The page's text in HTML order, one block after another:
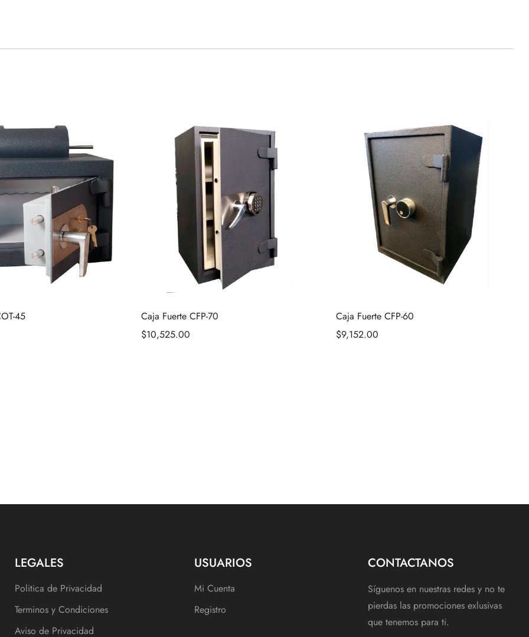
45
Caja Fuerte CFP-70
$10,525.00
Caja Fuerte CFP-60
$9,152.00
LEGALES
Politica de Privacidad
Terminos y Condiciones
Aviso de Privacidad
USUARIOS
Mi Cuenta
Registro
CONTACTANOS
Síguenos en nuestras redes y no te
pierdas las promociones exlusivas
que tenemos para ti.